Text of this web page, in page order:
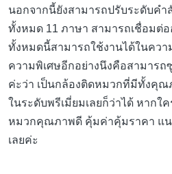
นอกจากนี้ยังสามารถปรับระดับคำ
ทั้งหมด 11 ภาษา สามารถเชื่อมต่
ทั้งหมดนี้สามารถใช้งานได้ในควา
ความพิเศษอีกอย่างนึงคือสามารถ
ค่ะว่า เป็นกล้องติดหมวกที่มีทั้งคุ
ในระดับพรีเมี่ยมเลยก็ว่าได้ หากใ
หมวกคุณภาพดี คุ้มค่าคุ้มราคา แน
เลยค่ะ